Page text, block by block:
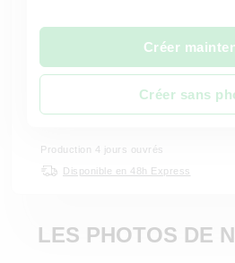
Créer
Créer sans
Production 4 jours ouvrés
Disponible en 48h Express
LES PHOTOS DE